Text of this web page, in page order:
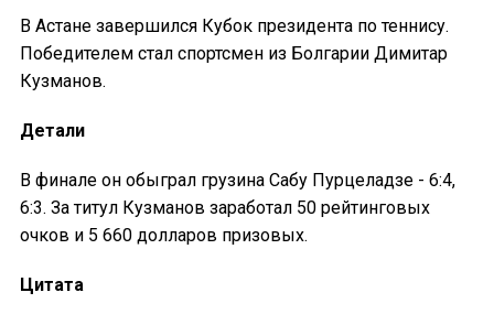
В Астане завершился Кубок президента по теннису.
Победителем стал спортсмен из Болгарии Димитар
Кузманов.
Детали
В финале он обыграл грузина Сабу Пурцеладзе - 6:4,
6:3. За титул Кузманов заработал 50 рейтинговых
очков и 5 660 долларов призовых.
Цитата